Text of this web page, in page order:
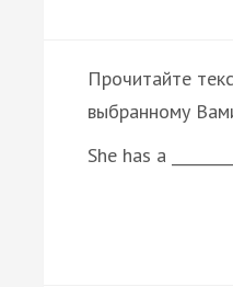
Прочитайте
выбранному
She has a